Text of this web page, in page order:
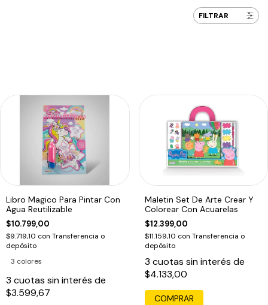
FILTRAR
Libro Magico Para Pintar Con
Agua Reutilizable
$10.799,00
$9.719,10 con Transferencia o
depósito
3 colores
3 cuotas sin interés de
$3.599,67
Maletin Set De Arte Crear Y
Colorear Con Acuarelas
$12.399,00
$11.159,10 con Transferencia o
depósito
3 cuotas sin interés de
$4.133,00
COMPRAR